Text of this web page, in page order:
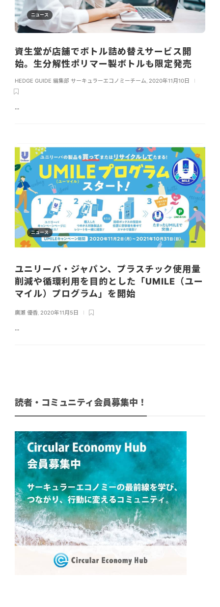
ニュース
資生堂が店舗でボトル詰め替えサービス開
始。生分解性ポリマー製ボトルも限定発売
HEDGE GUIDE 編集部 サーキュラーエコノミーチーム 2020年11月10日
...
ニュース
ユニリーバ・ジャパン、プラスチック使用量
削減や循環利用を目的とした「UMILE（ユー
マイル）プログラム」を開始
廣瀬 優香 2020年11月5日
...
読者・コミュニティ会員募集中！